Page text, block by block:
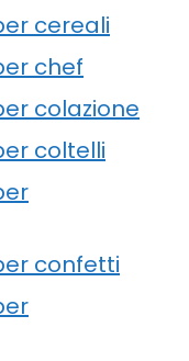
cereali
chef
colazione
coltelli
confetti